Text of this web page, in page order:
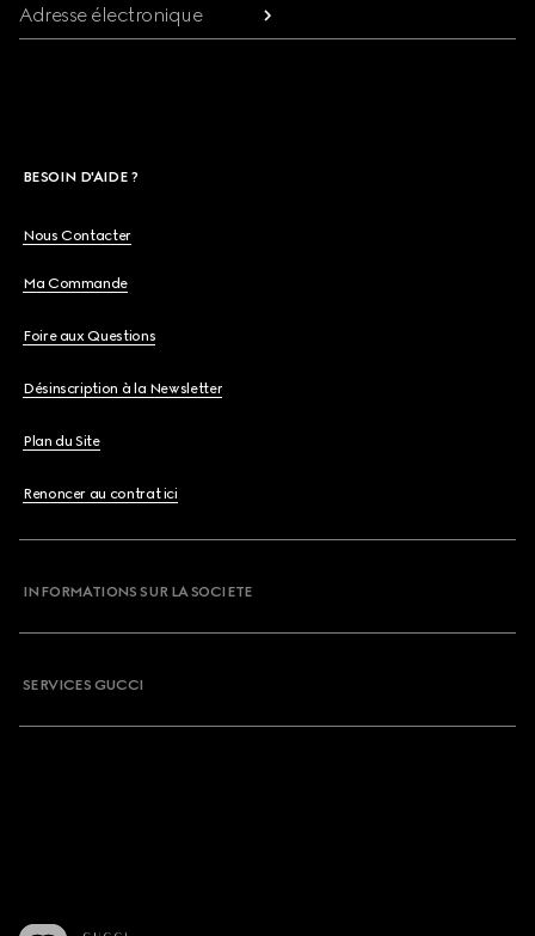
Adresse électronique
BESOIN D'AIDE ?
Nous Contacter
Ma Commande
Foire aux Questions
Désinscription à la Newsletter
Plan du Site
Renoncer au contrat ici
INFORMATIONS SUR LA SOCIETE
SERVICES GUCCI